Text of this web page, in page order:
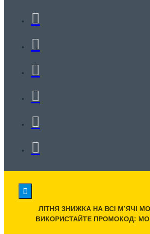
ЛІТНЯ ЗНИЖКА НА ВСІ МʼЯЧІ
ВИКОРИСТАЙТЕ ПРОМОКОД: